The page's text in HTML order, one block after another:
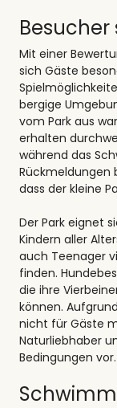
Besucher
Mit einer
sich Gäste
bergige
vom Park aus
erhalten
während das
Rückmeldungen
dass der kleine
Der Park eignet
Kindern aller
auch Teenager
finden.
die ihre
können.
nicht für Gäste
Naturliebhaber
Bedingungen vor.